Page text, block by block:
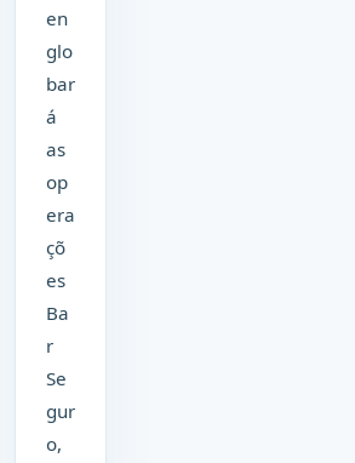
en
glo
bar
á
as
op
era
çõ
es
Ba
r
Se
gur
o,